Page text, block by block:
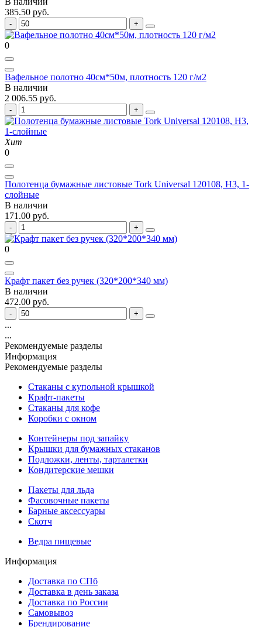
385.50 руб.
0
Вафельное полотно 40см*50м, плотность 120 г/м2
В наличии
2 006.55 руб.
Хит
0
Полотенца бумажные листовые Tork Universal 120108, Н3, 1-
слойные
В наличии
171.00 руб.
0
Крафт пакет без ручек (320*200*340 мм)
В наличии
472.00 руб.
...
...
Рекомендуемые разделы
Информация
Рекомендуемые разделы
Стаканы с купольной крышкой
Крафт-пакеты
Стаканы для кофе
Коробки с окном
Контейнеры под запайку
Крышки для бумажных стаканов
Подложки, ленты, тарталетки
Кондитерские мешки
Пакеты для льда
Фасовочные пакеты
Барные аксессуары
Скотч
Ведра пищевые
Информация
Доставка по СПб
Доставка в день заказа
Доставка по России
Самовывоз
Брендирование